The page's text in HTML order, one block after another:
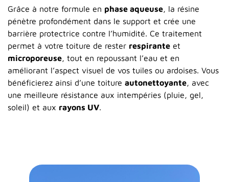
Grâce à notre formule en phase aqueuse , la résine
pénètre profondément dans le support et crée une
barrière protectrice contre l’humidité. Ce traitement
permet à votre toiture de rester respirante et
microporeuse , tout en repoussant l’eau et en
améliorant l’aspect visuel de vos tuiles ou ardoises. Vous
bénéficierez ainsi d’une toiture autonettoyante , avec
une meilleure résistance aux intempéries (pluie, gel,
soleil) et aux rayons UV